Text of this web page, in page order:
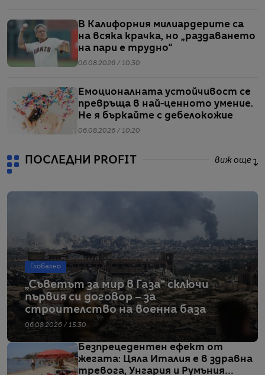
В Калифорния милиардерите са
на всяка крачка, но „раздаването
на пари е трудно“
06.08.2026 / 10:30
Емоционалната устойчивост се
превръща в най-ценното умение.
Не я бъркайте с дебелокожие
06.08.2026 / 10:20
ПОСЛЕДНИ PROFIT виж още
Глобално
„Съветът за мир в Газа“ сключи
първия си договор – за
строителство на военна база
06.08.2026 / 15:30
Безпрецедентен ефект от
жегата: Цяла Италия е в здравна
тревога, Унгария и Румъния